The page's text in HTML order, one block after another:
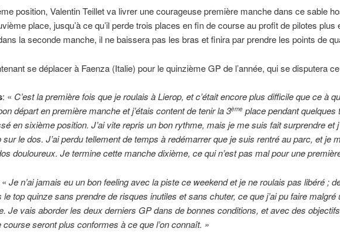
position, Valentin Teillet va livrer une courageuse première manche dans ce sable
place, jusqu’à ce qu’il perde trois places en fin de course au profit de pilotes
la seconde manche, il ne baissera pas les bras et finira par prendre les points de
se déplacer à Faenza (Italie) pour le quinzième GP de l’année, qui se disputera
: « C’est la première fois que je roulais à Lierop, et c’était encore plus difficile que ce à
départ en première manche et j’étais content de tenir la 3ème place pendant
en sixième position. J’ai vite repris un bon rythme, mais je me suis fait surprendre et
le dos. J’ai perdu tellement de temps à redémarrer que je suis rentré au parc, et je
douloureux. Je termine cette manche dixième, ce qui n’est pas mal pour une
« Je n’ai jamais eu un bon feeling avec la piste ce weekend et je ne roulais pas libéré ;
top quinze sans prendre de risques inutiles et sans chuter, ce que j’ai pu faire
Je vais aborder les deux derniers GP dans de bonnes conditions, et avec des
seront plus conformes à ce que l’on connaît. »